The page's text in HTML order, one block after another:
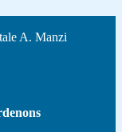
A. Manzi